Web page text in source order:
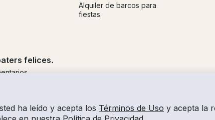
ha leído y acepta los Términos de Uso y acepta la
Alquiler de barcos para
fiestas
felices.
Privacidad